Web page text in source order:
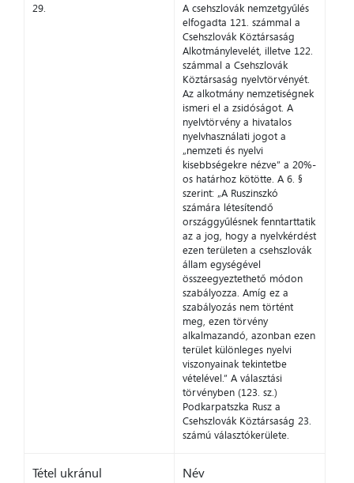
29.
A csehszlovák nemzetgyűlés
elfogadta 121. számmal a
Csehszlovák Köztársaság
Alkotmánylevelét, illetve 122.
számmal a Csehszlovák
Köztársaság nyelvtörvényét.
Az alkotmány nemzetiségnek
ismeri el a zsidóságot. A
nyelvtörvény a hivatalos
nyelvhasználati jogot a
„nemzeti és nyelvi
kisebbségekre nézve” a 20%-
os határhoz kötötte. A 6. §
szerint: „A Ruszinszkó
számára létesítendő
országgyűlésnek fenntarttatik
az a jog, hogy a nyelvkérdést
ezen területen a csehszlovák
állam egységével
összeegyeztethető módon
szabályozza. Amíg ez a
szabályozás nem történt
meg, ezen törvény
alkalmazandó, azonban ezen
terület különleges nyelvi
viszonyainak tekintetbe
vételével.” A választási
törvényben (123. sz.)
Podkarpatszka Rusz a
Csehszlovák Köztársaság 23.
számú választókerülete.
Tétel ukránul Név